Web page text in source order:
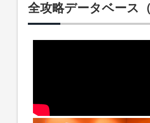
全攻略データベース（